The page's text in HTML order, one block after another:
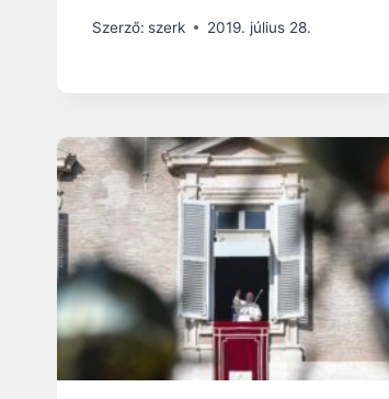
Szerző: szerk 2019. július 28.